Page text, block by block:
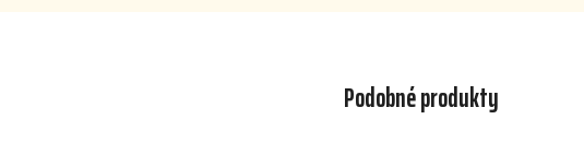
Podobné produkty